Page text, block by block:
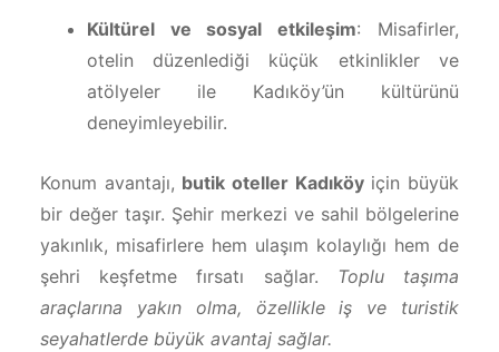
Kültürel ve sosyal etkileşim: Misafirler,
otelin düzenlediği küçük etkinlikler ve
atölyeler ile Kadıköy’ün kültürünü
deneyimleyebilir.
Konum avantajı, butik oteller Kadıköyiçin büyük
bir değer taşır. Şehir merkezi ve sahil bölgelerine
yakınlık, misafirlere hem ulaşım kolaylığı hem de
şehri keşfetme fırsatı sağlar.
Toplu taşıma
araçlarına yakın olma, özellikle iş ve turistik
seyahatlerde büyük avantaj sağlar.